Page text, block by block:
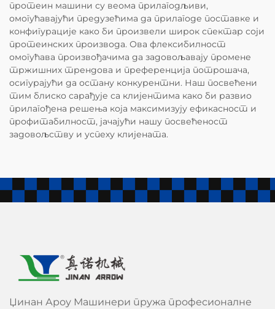
протеин машини су веома прилагодљиви,
омогућавајући предузећима да прилагоде поставке и
конфигурације како би произвели широк спектар соји
протеинских производа. Ова флексибилност
омогућава произвођачима да задовољавају промене
тржишних трендова и преференција потрошача,
осигурајући да остану конкурентни. Наш посвећени
тим блиско сарађује са клијентима како би развио
прилагођена решења која максимизују ефикасност и
профитабилност, јачајући нашу посвећеност
задовољству и успеху клијената.
Џинан Ароу Машинери пружа професионалне